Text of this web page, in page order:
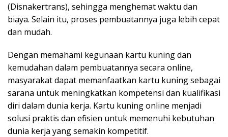
(Disnakertrans), sehingga menghemat waktu dan
biaya. Selain itu, proses pembuatannya juga lebih cepat
dan mudah.
Dengan memahami kegunaan kartu kuning dan
kemudahan dalam pembuatannya secara online,
masyarakat dapat memanfaatkan kartu kuning sebagai
sarana untuk meningkatkan kompetensi dan kualifikasi
diri dalam dunia kerja. Kartu kuning online menjadi
solusi praktis dan efisien untuk memenuhi kebutuhan
dunia kerja yang semakin kompetitif.